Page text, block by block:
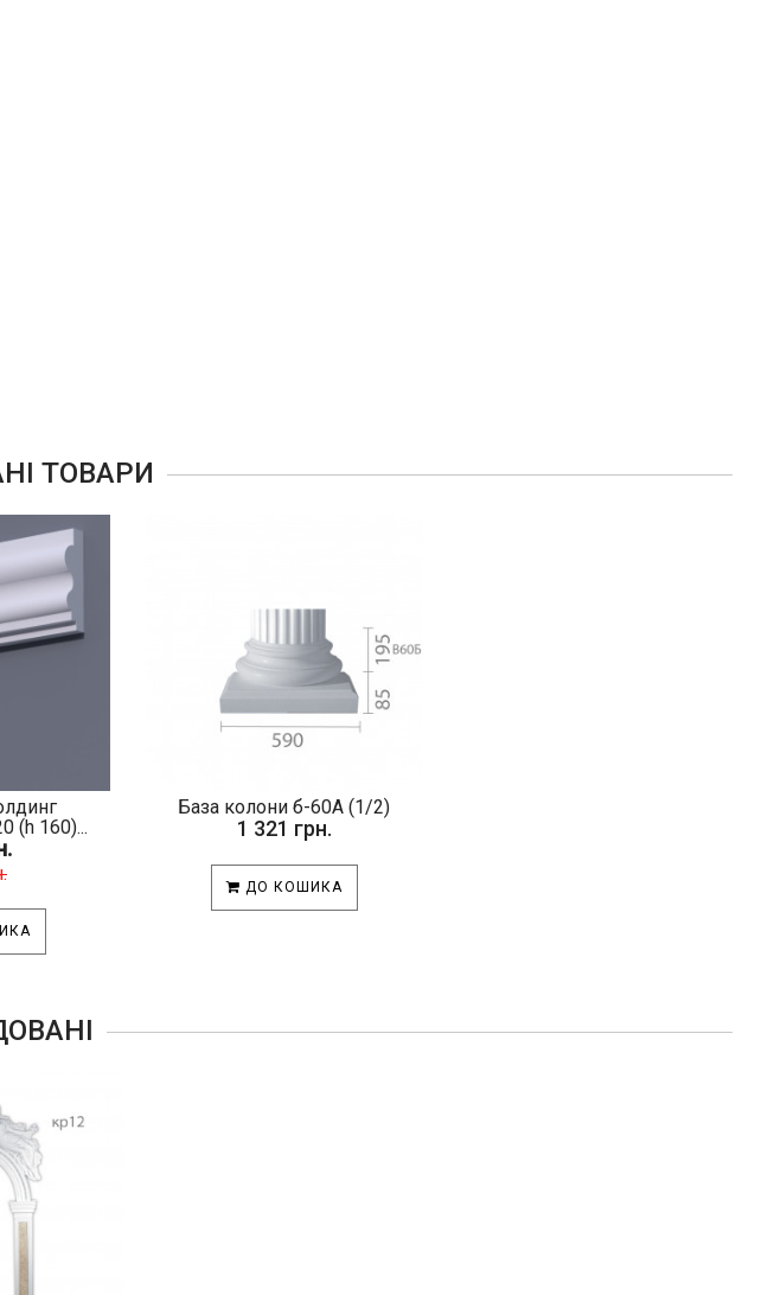
ТОВАРИ
(h 160)...
База колони б-60А (1/2)
1 321 грн.
ДО КОШИКА